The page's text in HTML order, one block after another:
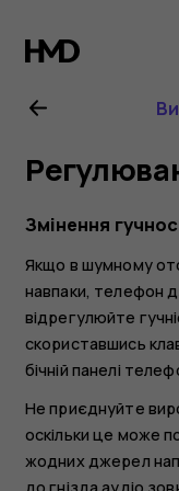
Nokia
8.1
Змінення
Якщо в шумному
навпаки, телефон
відрегулюйте
скориставшись
бічній панелі
Не приєднуйте
оскільки це може
жодних джерел